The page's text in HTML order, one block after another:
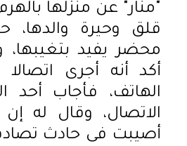
"منار" عن منزلها
قلق وحيرة والدها،
محضر يفيد بتغيبها،
أكد أنه أجرى
الهاتف، فأجاب
الاتصال، وقال له
أصيبت فى حادث